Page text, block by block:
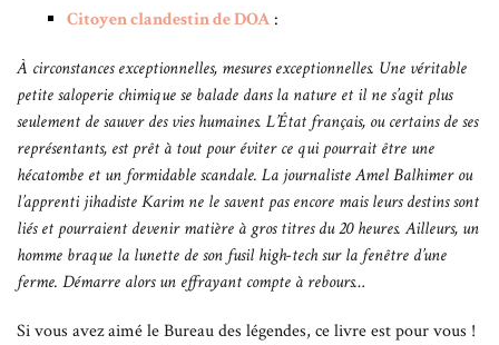
Citoyen clandestin de DOA :
À circonstances exceptionnelles, mesures exceptionnelles. Une véritable
petite saloperie chimique se balade dans la nature et il ne s’agit plus
seulement de sauver des vies humaines. L’État français, ou certains de ses
représentants, est prêt à tout pour éviter ce qui pourrait être une
hécatombe et un formidable scandale. La journaliste Amel Balhimer ou
l’apprenti jihadiste Karim ne le savent pas encore mais leurs destins sont
liés et pourraient devenir matière à gros titres du 20 heures. Ailleurs, un
homme braque la lunette de son fusil high-tech sur la fenêtre d’une
ferme. Démarre alors un effrayant compte à rebours…
Si vous avez aimé le Bureau des légendes, ce livre est pour vous !